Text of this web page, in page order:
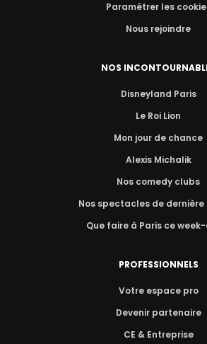
Paramétrer les
Nous rejoindre
NOS
Disneyland Paris
Le Roi Lion
Mon jour de chance
Alexis Michalik
Nos comedy clubs
Nos spectacles de dernière
Que faire à Paris ce
PROFESSIONNELS
Votre espace pro
Devenir partenaire
CE & Entreprise